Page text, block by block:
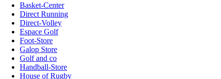
Basket-Center
Direct Running
Direct-Volley
Espace Golf
Foot-Store
Galop Store
Golf and co
Handball-Store
House of Rugby